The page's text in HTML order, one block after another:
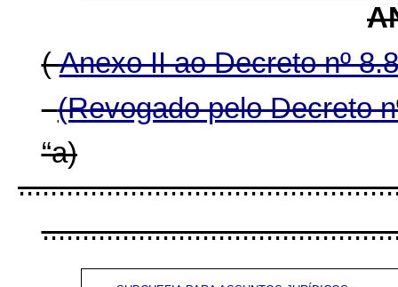
(Anexo II ao Decreto nº
(Revogado pelo Decreto
“a)